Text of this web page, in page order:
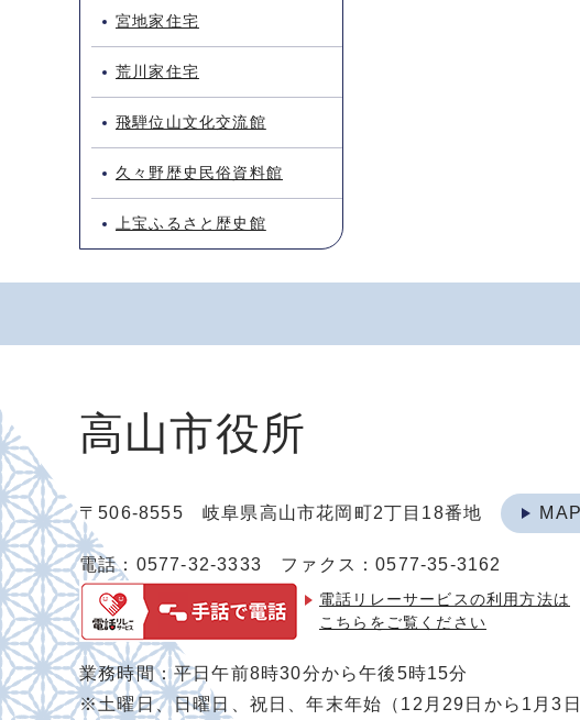
宮地家住宅
荒川家住宅
飛騨位山文化交流館
久々野歴史民俗資料館
上宝ふるさと歴史館
高山市役所
〒506-8555 岐阜県高山市花岡町2丁目18番地 MAP
電話：0577-32-3333 ファクス：0577-35-3162
電話リレーサービスの利用方法は
こちらをご覧ください
業務時間：平日午前8時30分から午後5時15分
※土曜日、日曜日、祝日、年末年始（12月29日から1月3日